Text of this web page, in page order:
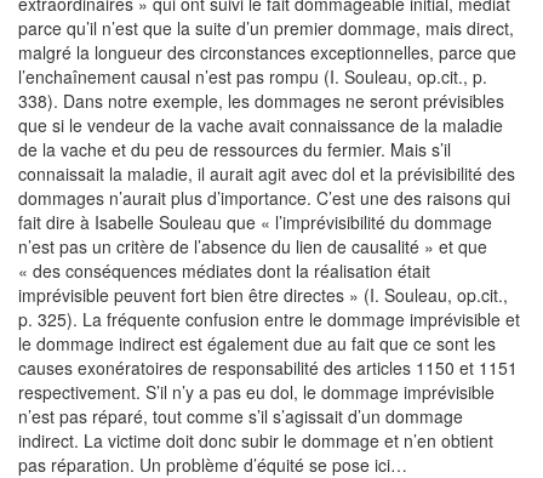
parce qu’il n’est que la suite d’un premier dommage, mais direct,
malgré la longueur des circonstances exceptionnelles, parce que
l’enchaînement causal n’est pas rompu (I. Souleau, op.cit., p.
338). Dans notre exemple, les dommages ne seront prévisibles
que si le vendeur de la vache avait connaissance de la maladie
de la vache et du peu de ressources du fermier. Mais s’il
connaissait la maladie, il aurait agit avec dol et la prévisibilité des
dommages n’aurait plus d’importance. C’est une des raisons qui
fait dire à Isabelle Souleau que « l’imprévisibilité du dommage
n’est pas un critère de l’absence du lien de causalité » et que
« des conséquences médiates dont la réalisation était
imprévisible peuvent fort bien être directes » (I. Souleau, op.cit.,
p. 325). La fréquente confusion entre le dommage imprévisible et
le dommage indirect est également due au fait que ce sont les
causes exonératoires de responsabilité des articles 1150 et 1151
respectivement. S’il n’y a pas eu dol, le dommage imprévisible
n’est pas réparé, tout comme s’il s’agissait d’un dommage
indirect. La victime doit donc subir le dommage et n’en obtient
pas réparation. Un problème d’équité se pose ici…